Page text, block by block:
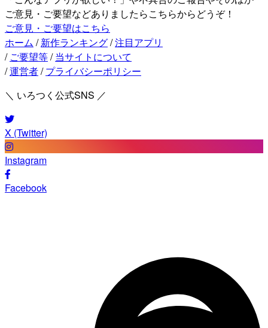
ご意見・ご要望などありましたらこちらからどうぞ！
ご意見・ご要望はこちら
ホーム / 新作ランキング/注目アプリ
/ ご要望等/ 当サイトについて
/運営者/ プライバシーポリシー
＼ いろつく公式SNS ／
X (Twitter)
Instagram
Facebook